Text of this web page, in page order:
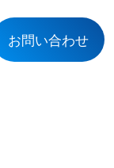
お問い合わせ